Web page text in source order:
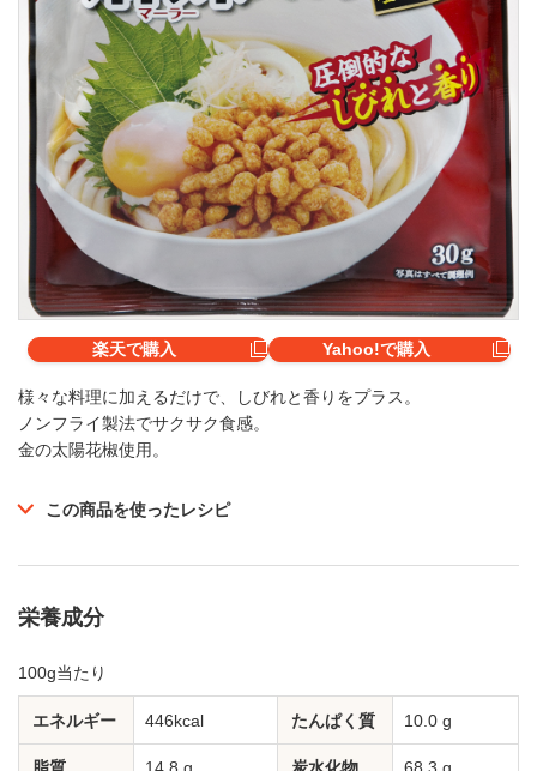
楽天で購入 Yahoo!で購入
様々な料理に加えるだけで、しびれと香りをプラス。
ノンフライ製法でサクサク食感。
金の太陽花椒使用。
この商品を使ったレシピ
栄養成分
100g当たり
エネルギー 446kcal たんぱく質 10.0 g